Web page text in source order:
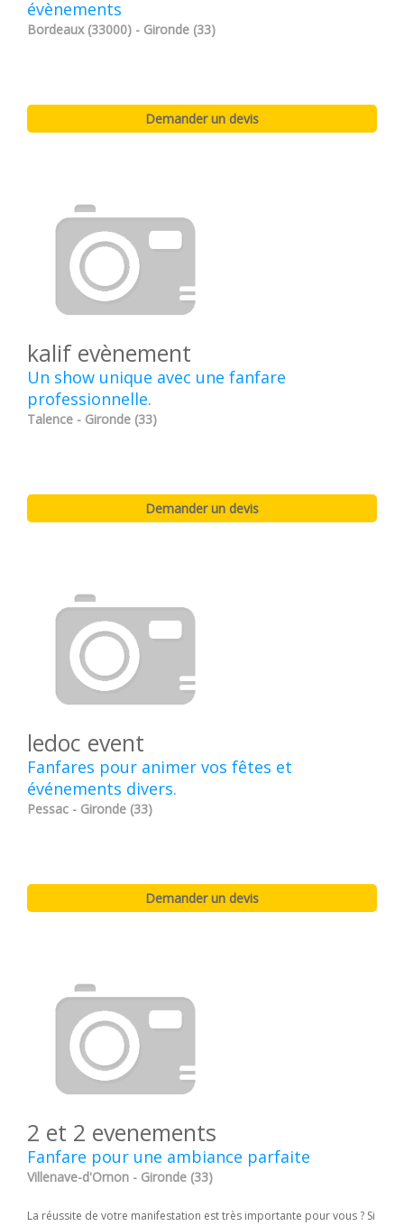
évènements
Bordeaux (33000) - Gironde (33)
kalif evènement
Un show unique avec une fanfare
professionnelle.
Talence - Gironde (33)
ledoc event
Fanfares pour animer vos fêtes et
événements divers.
Pessac - Gironde (33)
2 et 2 evenements
Fanfare pour une ambiance parfaite
Villenave-d'Ornon - Gironde (33)
La réussite de votre manifestation est très importante pour vous ? Si